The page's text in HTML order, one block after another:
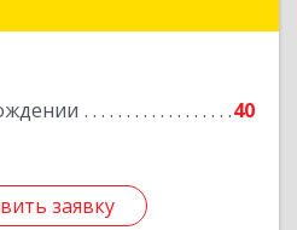
40
заявку
заявку